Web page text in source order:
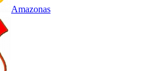
Amazonas